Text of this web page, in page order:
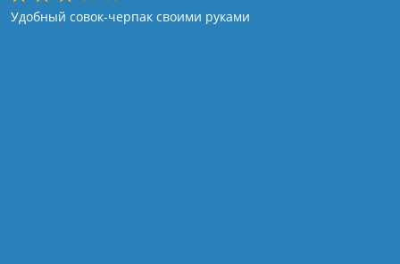
Удобный совок-черпак своими руками